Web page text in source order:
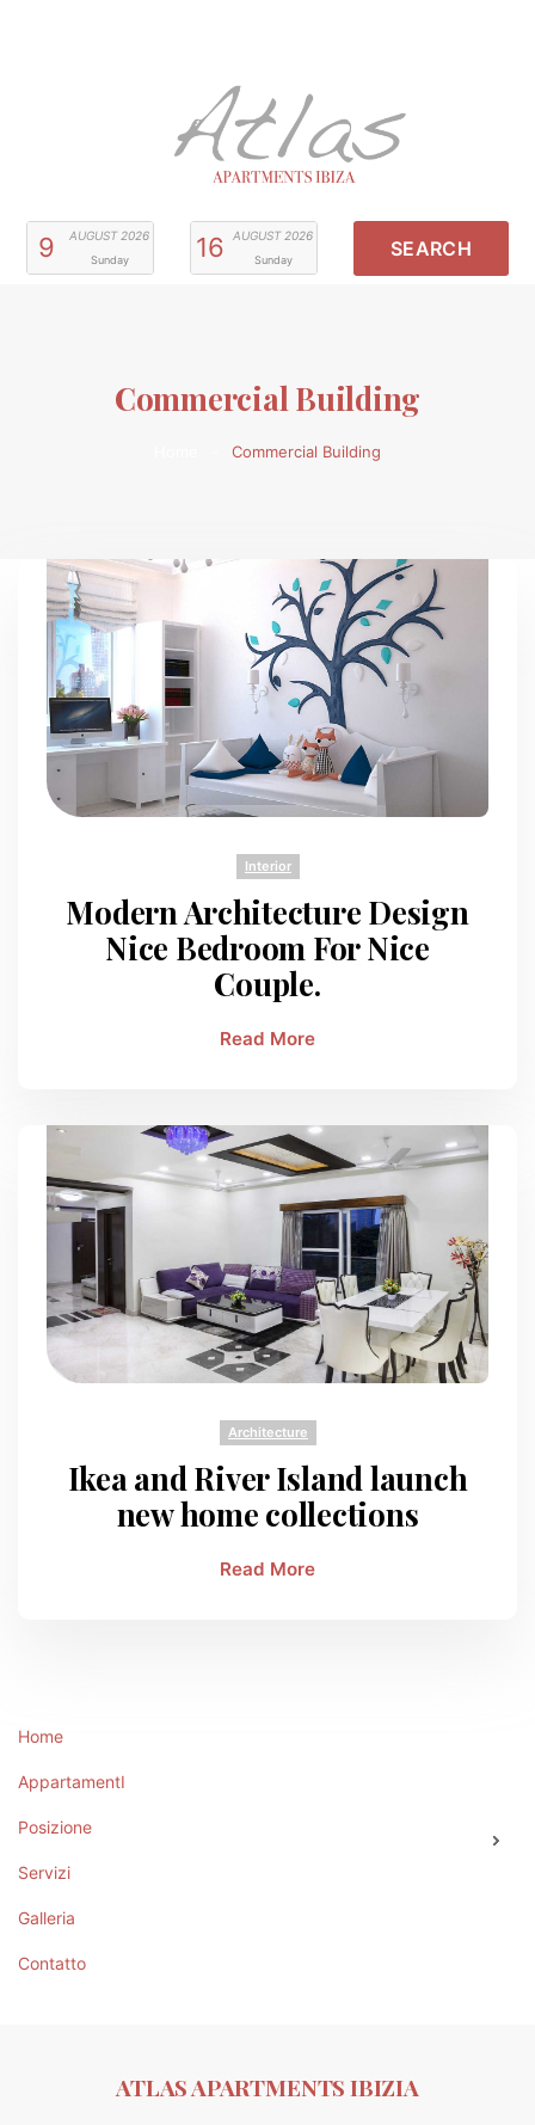
9 AUGUST 2026
Sunday 16 AUGUST 2026
Sunday
Commercial Building
Commercial Building
Interior
Modern Architecture Design
Nice Bedroom For Nice
Couple.
Read More
Architecture
Ikea and River Island launch
new home collections
Read More
Home
AppartamentI
Posizione
Servizi
Galleria
Contatto
ATLAS APARTMENTS IBIZIA